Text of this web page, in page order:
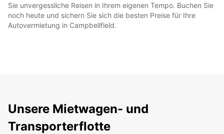
Sie unvergessliche Reisen in Ihrem eigenen Tempo. Buchen Sie
noch heute und sichern Sie sich die besten Preise für Ihre
Autovermietung in Campbellfield.
Unsere Mietwagen- und
Transporterflotte